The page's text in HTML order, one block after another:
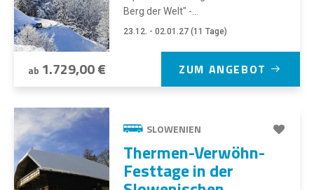
Berg der Welt" -...
23.12. - 02.01.27 (11 Tage)
ab 1.729,00 € ZUM ANGEBOT
SLOWENIEN
Thermen-Verwöhn-
Festtage in der